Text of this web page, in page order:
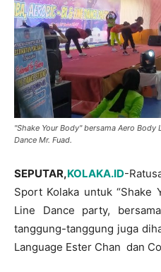
"Shake Your Body" bersama Aero Body
Dance Mr. Fuad.
SEPUTAR,KOLAKA.ID-
Sport Kolaka untuk “Shake
Line Dance party,
tanggung-tanggung juga
Language Ester Chan dan